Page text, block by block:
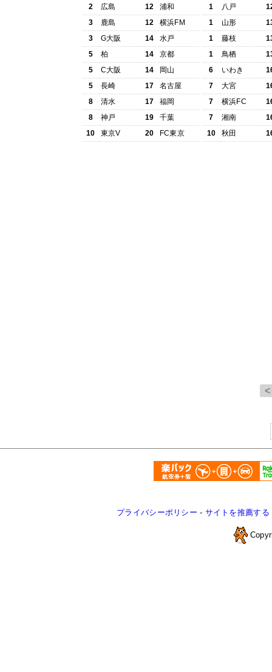
2
広島 12
浦和
3
鹿島 12
横浜FM
3
G大阪 14
水戸
5
柏 14
京都
5
C大阪 14
岡山
5
長崎 17
名古屋
8
清水 17
福岡
8
神戸 19
千葉
10
東京V 20 FC東京
1
八戸
1
山形
1
藤枝
1
鳥栖
6
いわき
7
大宮
7
横浜FC
7
湘南
10
秋田
プライバシーポリシー - サイトを推薦する